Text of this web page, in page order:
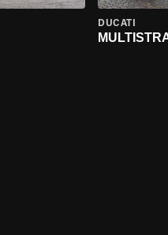
DUCATI